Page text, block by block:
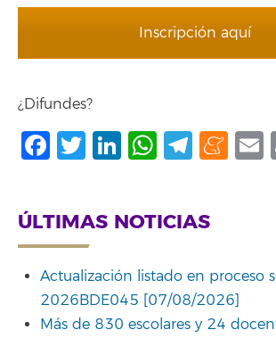
Inscripción aquí
¿Difundes?
Facebook
Twitter
LinkedIn
ÚLTIMAS NOTICIAS
Actualización listado en proceso
2026BDE045 [07/08/2026]
Más de 830 escolares y 24